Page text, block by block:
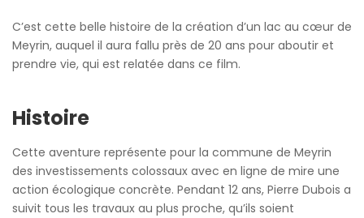
C’est cette belle histoire de la création d’un lac au cœur de
Meyrin, auquel il aura fallu près de 20 ans pour aboutir et
prendre vie, qui est relatée dans ce film.
Histoire
Cette aventure représente pour la commune de Meyrin
des investissements colossaux avec en ligne de mire une
action écologique concrète. Pendant 12 ans, Pierre Dubois a
suivit tous les travaux au plus proche, qu’ils soient